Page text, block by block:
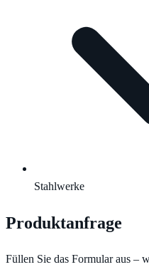
Stahlwerke
Produktanfrage
Füllen Sie das Formular aus –